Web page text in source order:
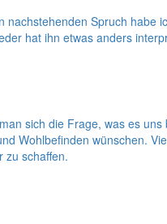
Spruch
hat ihn etwas anders
sich die Frage, was es
Wohlbefinden wünschen.
zu schaffen.